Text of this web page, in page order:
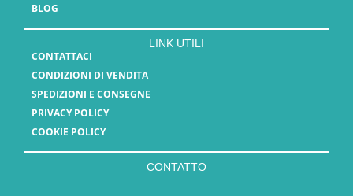
BLOG
LINK UTILI
CONTATTACI
CONDIZIONI DI VENDITA
SPEDIZIONI E CONSEGNE
PRIVACY POLICY
COOKIE POLICY
CONTATTO